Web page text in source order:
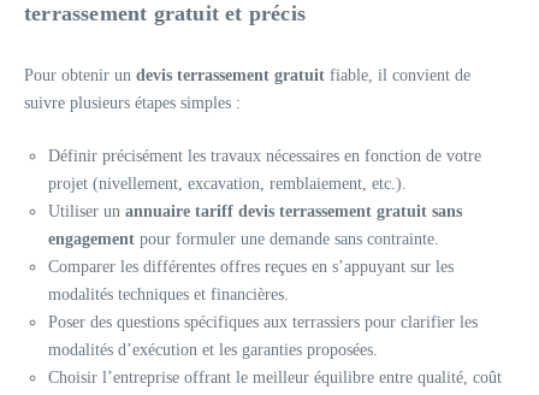
terrassement gratuit et précis
Pour obtenir un devis terrassement gratuit fiable, il convient de
suivre plusieurs étapes simples :
Définir précisément les travaux nécessaires en fonction de votre
projet (nivellement, excavation, remblaiement, etc.).
Utiliser un annuaire tariff devis terrassement gratuit sans
engagement pour formuler une demande sans contrainte.
Comparer les différentes offres reçues en s’appuyant sur les
modalités techniques et financières.
Poser des questions spécifiques aux terrassiers pour clarifier les
modalités d’exécution et les garanties proposées.
Choisir l’entreprise offrant le meilleur équilibre entre qualité, coût